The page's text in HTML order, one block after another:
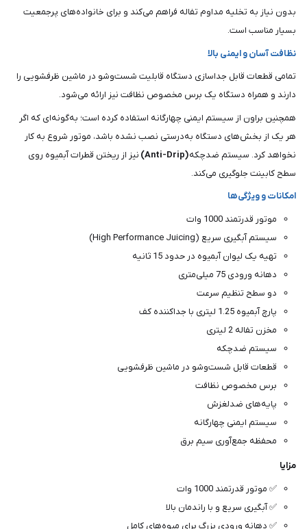
بدون نیاز به تخلیه مداوم تفاله فراهم می‌کند و برای خانواده‌های پرجمعیت
بسیار مناسب است.
نظافت آسان و ایمنی بالا
تمامی قطعات قابل جداسازی دستگاه قابلیت شست‌وشو در ماشین ظرفشویی را
دارند و همراه دستگاه یک برس مخصوص نظافت نیز ارائه می‌شود.
همچنین براون از سیستم ایمنی چهارگانه استفاده کرده است؛ به‌گونه‌ای که اگر
هر یک از بخش‌های دستگاه به‌درستی نصب نشده باشد، موتور شروع به کار
نخواهد کرد. سیستم ضدچکه(Anti-Drip)
نیز از ریختن قطرات آبمیوه روی
سطح کابینت جلوگیری می‌کند.
امکانات و ویژگی‌ها
موتور قدرتمند 1000 وات
سیستم آبگیری سریع (High Performance Juicing)
تهیه یک لیوان آبمیوه در حدود 15 ثانیه
دهانه ورودی 75 میلی‌متری
دو سطح تنظیم سرعت
پارچ آبمیوه 1.25 لیتری با جداکننده کف
مخزن تفاله 2 لیتری
سیستم ضدچکه
قطعات قابل شست‌وشو در ماشین ظرفشویی
برس مخصوص نظافت
پایه‌های ضدلغزش
سیستم ایمنی چهارگانه
محفظه جمع‌آوری سیم برق
مزایا
✅ موتور قدرتمند 1000 وات
✅ آبگیری سریع و با راندمان بالا
✅ دهانه ورودی بزرگ برای میوه‌های کامل